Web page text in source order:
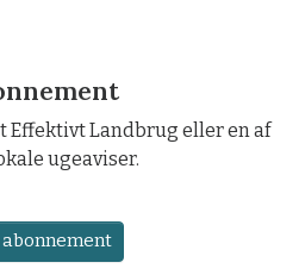
Effektivt Landbrug eller en af
ugeaviser.
abonnement